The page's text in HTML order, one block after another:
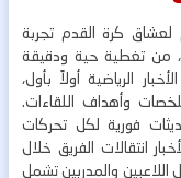
كرة القدم تجربة
من تغطية حية ودقيقة
الرياضية أولاً بأول،
وأهداف اللقاءات.
فورية لكل تحركات
انتقالات الفريق خلال
والمدربين تشمل